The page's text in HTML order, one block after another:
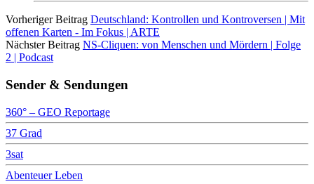
Vorheriger Beitrag Deutschland: Kontrollen und Kontroversen | Mit
offenen Karten - Im Fokus | ARTE
Nächster Beitrag NS-Cliquen: von Menschen und Mördern | Folge
2 | Podcast
Sender & Sendungen
360° – GEO Reportage
37 Grad
3sat
Abenteuer Leben